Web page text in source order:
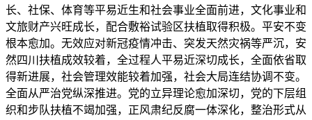
长、社保、体育等平易近生和社会事业全面前进，文化事业和
文旅财产兴旺成长，配合敷裕试验区扶植取得积极。平安不变
根本愈加。无效应对新冠疫情冲击、突发天然灾祸等严沉，安
然四川扶植成效较着，全过程人平易近深切成长，全面依省取
得新进展，社会管理效能较着加强，社会大局连结协调不变。
全面从严治党纵深推进。党的立异理论愈加深切，党的下层组
织和步队扶植不竭加强，正风肃纪反腐一体深化，整治形式从